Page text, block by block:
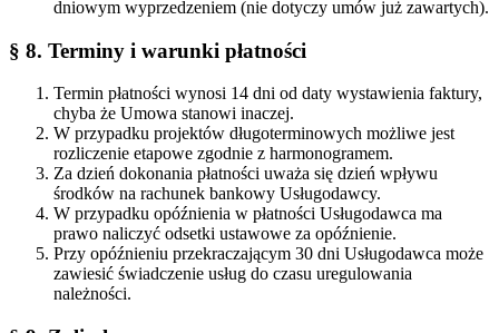
dniowym wyprzedzeniem (nie dotyczy umów już zawartych).
§ 8. Terminy i warunki płatności
Termin płatności wynosi 14 dni od daty wystawienia faktury,
chyba że Umowa stanowi inaczej.
W przypadku projektów długoterminowych możliwe jest
rozliczenie etapowe zgodnie z harmonogramem.
Za dzień dokonania płatności uważa się dzień wpływu
środków na rachunek bankowy Usługodawcy.
W przypadku opóźnienia w płatności Usługodawca ma
prawo naliczyć odsetki ustawowe za opóźnienie.
Przy opóźnieniu przekraczającym 30 dni Usługodawca może
zawiesić świadczenie usług do czasu uregulowania
należności.